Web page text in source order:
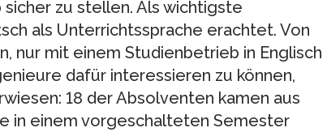
zu stellen. Als wichtigste
als Unterrichtssprache erachtet. Von
nur mit einem Studienbetrieb in Englisch
dafür interessieren zu können,
18 der Absolventen kamen aus
in einem vorgeschalteten Semester